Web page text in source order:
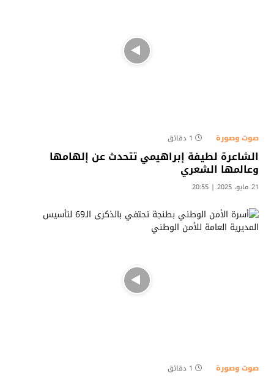
صوت وصورة 1 دقائق
الشاعرة لطيفة إبراهيمي تتحدث عن إلهامها
وعالمها الشعري
21 مايو، 2025 | 20:55
صوت وصورة 1 دقائق